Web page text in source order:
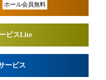
ホール会員無料
ビスLite
ービス